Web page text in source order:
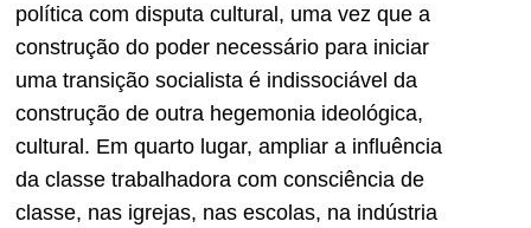
política com disputa cultural, uma vez que a
construção do poder necessário para iniciar
uma transição socialista é indissociável da
construção de outra hegemonia ideológica,
cultural. Em quarto lugar, ampliar a influência
da classe trabalhadora com consciência de
classe, nas igrejas, nas escolas, na indústria